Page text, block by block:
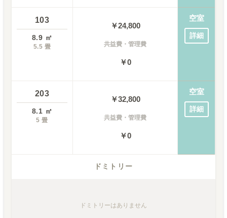
103
8.9 ㎡
5.5 畳
￥24,800
共益費・管理費
￥0
空室
詳細
203
8.1 ㎡
5 畳
￥32,800
共益費・管理費
￥0
空室
詳細
ドミトリー
ドミトリーはありません